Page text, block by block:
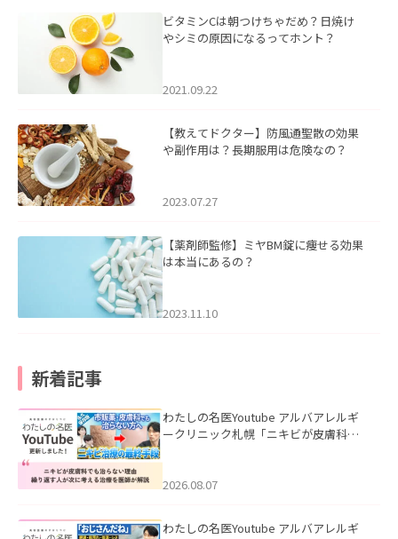
ビタミンCは朝つけちゃだめ？日焼け
やシミの原因になるってホント？
2021.09.22
【教えてドクター】防風通聖散の効果
や副作用は？長期服用は危険なの？
2023.07.27
【薬剤師監修】ミヤBM錠に痩せる効果
は本当にあるの？
2023.11.10
新着記事
わたしの名医Youtube アルバアレルギ
ークリニック札幌「ニキビが皮膚科で
ました。
2026.08.07
わたしの名医Youtube アルバアレルギ